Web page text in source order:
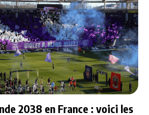
2038 en France : voici les